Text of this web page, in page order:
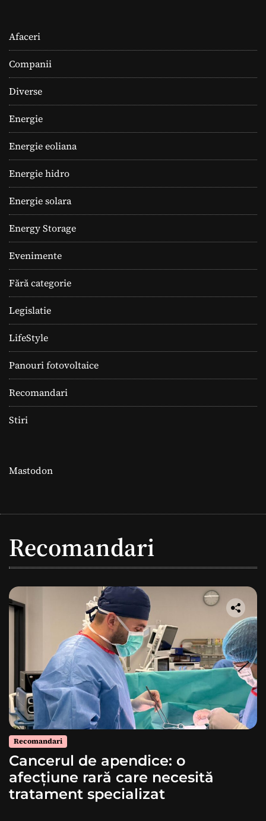
Afaceri
Companii
Diverse
Energie
Energie eoliana
Energie hidro
Energie solara
Energy Storage
Evenimente
Fără categorie
Legislatie
LifeStyle
Panouri fotovoltaice
Recomandari
Stiri
Mastodon
Recomandari
Recomandari
Cancerul de apendice: o
afecțiune rară care necesită
tratament specializat